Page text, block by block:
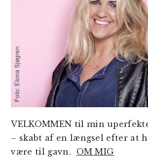
VELKOMMEN til min
– skabt af en længsel efter at
være til gavn. OM MIG